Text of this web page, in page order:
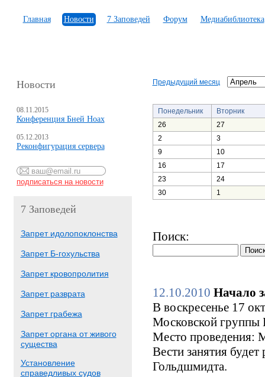
Главная Новости 7 Заповедей Форум Медиабиблиотека
Новости
08.11.2015
Конференция Бней Ноах
05.12.2013
Реконфигурация сервера
7 Заповедей
Запрет идолопоклонства
Запрет Б-гохульства
Запрет кровопролития
Запрет разврата
Запрет грабежа
Запрет органа от живого
существа
Установление
справедливых судов
Предыдущий месяц
Понедельник
Вторник
26
27
2
3
9
10
16
17
23
24
30
1
Поиск:
12.10.2010 Начало
В воскресенье 17
Московской группы
Место проведения:
Вести занятия
Гольдшмидта.